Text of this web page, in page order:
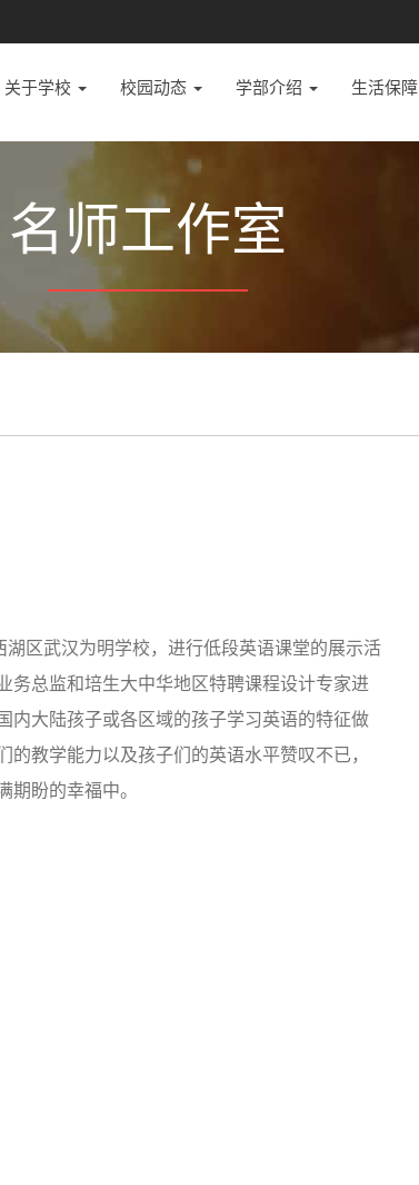
关于学校 校园动态 学部介绍 生活保障
名师工作室
区武汉为明学校，进行低段英语课堂的展示活
务总监和培生大中华地区特聘课程设计专家进
内大陆孩子或各区域的孩子学习英语的特征做
教学能力以及孩子们的英语水平赞叹不已，
盼的幸福中。